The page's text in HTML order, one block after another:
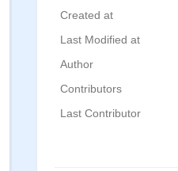
Created at
Last Modified at
Author
Contributors
Last Contributor